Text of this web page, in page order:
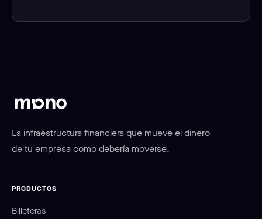
La infraestructura financiera que mueve el dinero
de tu empresa como debería moverse.
PRODUCTOS
Billeteras